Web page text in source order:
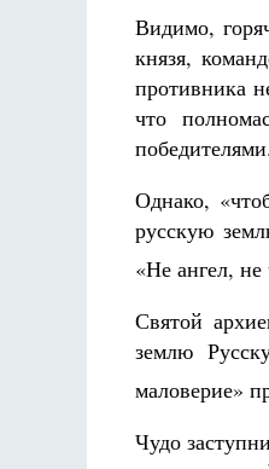
Видимо,
князя,
противника
что
Однако,
русскую
«Не ангел, не
Святой
землю
маловерие»
Чудо